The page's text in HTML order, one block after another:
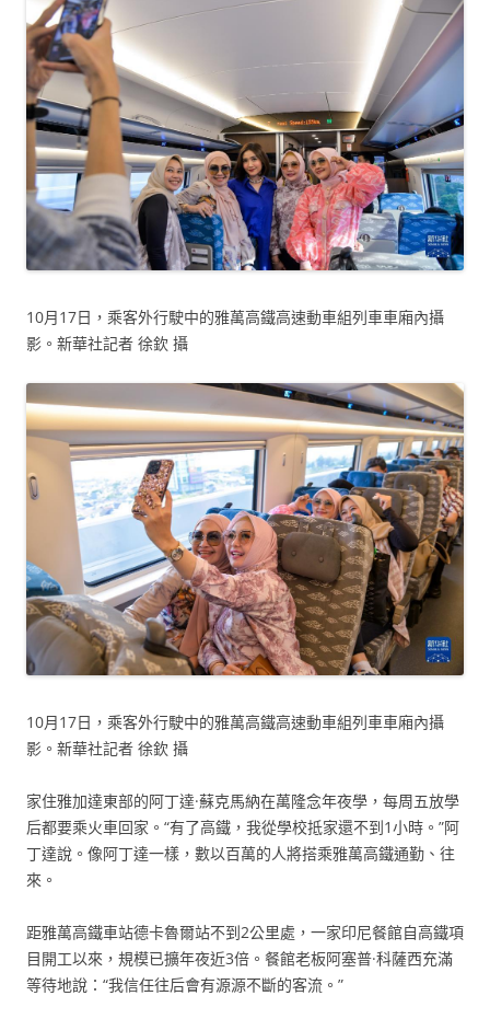
10月17日，乘客外行駛中的雅萬高鐵高速動車組列車車廂內攝
影。新華社記者 徐欽 攝
10月17日，乘客外行駛中的雅萬高鐵高速動車組列車車廂內攝
影。新華社記者 徐欽 攝
家住雅加達東部的阿丁達·蘇克馬納在萬隆念年夜學，每周五放學
后都要乘火車回家。“有了高鐵，我從學校抵家還不到1小時。”阿
丁達說。像阿丁達一樣，數以百萬的人將搭乘雅萬高鐵通勤、往
來。
距雅萬高鐵車站德卡魯爾站不到2公里處，一家印尼餐館自高鐵項
目開工以來，規模已擴年夜近3倍。餐館老板阿塞普·科薩西充滿
等待地說：“我信任往后會有源源不斷的客流。”